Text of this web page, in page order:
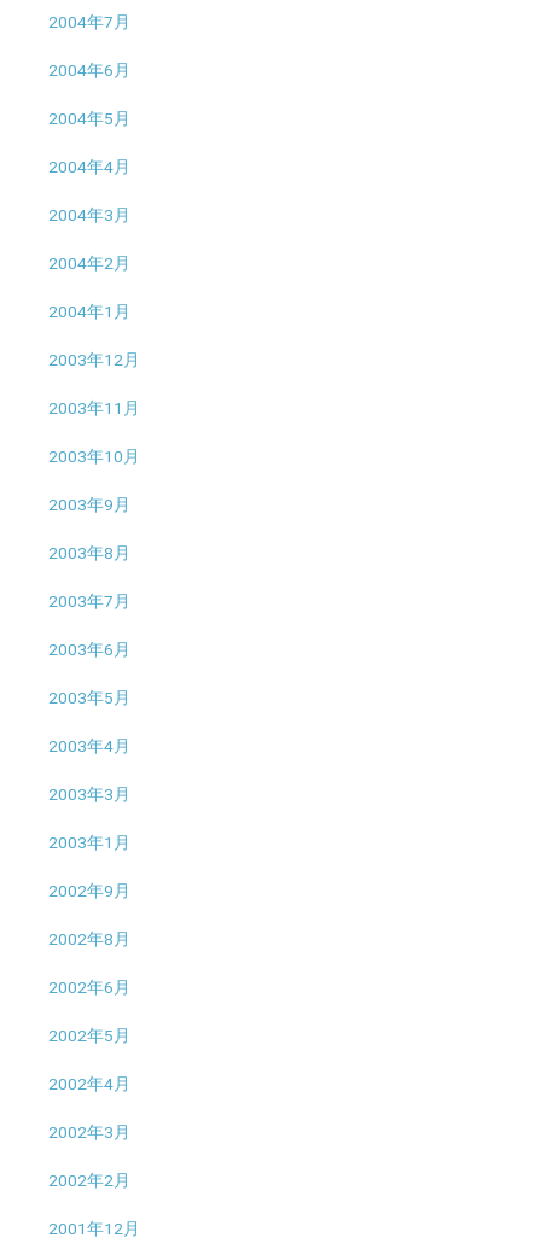
2004年7月
2004年6月
2004年5月
2004年4月
2004年3月
2004年2月
2004年1月
2003年12月
2003年11月
2003年10月
2003年9月
2003年8月
2003年7月
2003年6月
2003年5月
2003年4月
2003年3月
2003年1月
2002年9月
2002年8月
2002年6月
2002年5月
2002年4月
2002年3月
2002年2月
2001年12月